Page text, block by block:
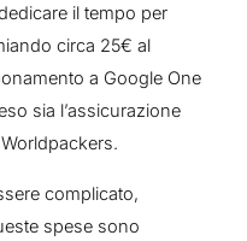
il tempo per
circa 25€ al
a Google One
sia l’assicurazione
complicato,
spese sono